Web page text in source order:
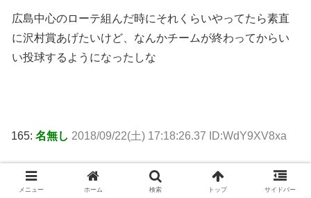
広島中心のローテ組んだ時にそれくらいやってたら素直
に沢村賞あげたいけど、なんかチームが終わってからい
い投球するようになったしな
165: 名無し 2018/09/22(土) 17:18:26.37 ID:WdY9XV8xa
>>162
確かに天王山で勝つイメージないわ
メニュー ホーム 検索 トップ サイドバー